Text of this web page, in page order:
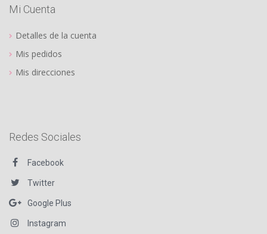
Mi Cuenta
Detalles de la cuenta
Mis pedidos
Mis direcciones
Redes Sociales
Facebook
Twitter
Google Plus
Instagram